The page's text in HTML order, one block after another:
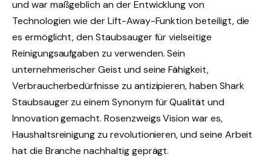
und war maßgeblich an der Entwicklung von
Technologien wie der Lift-Away-Funktion beteiligt, die
es ermöglicht, den Staubsauger für vielseitige
Reinigungsaufgaben zu verwenden. Sein
unternehmerischer Geist und seine Fähigkeit,
Verbraucherbedürfnisse zu antizipieren, haben Shark
Staubsauger zu einem Synonym für Qualität und
Innovation gemacht. Rosenzweigs Vision war es,
Haushaltsreinigung zu revolutionieren, und seine Arbeit
hat die Branche nachhaltig geprägt.